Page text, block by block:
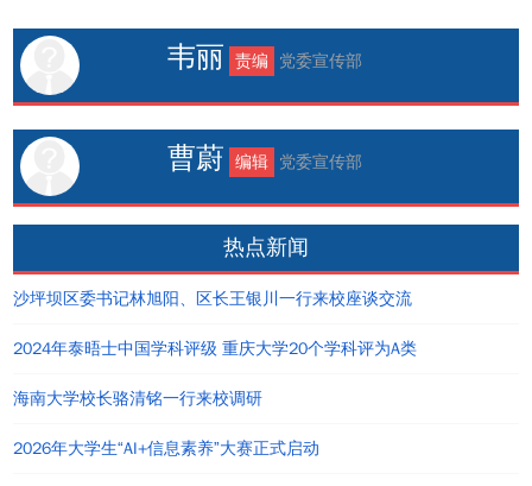
韦丽 责编 党委宣传部
曹蔚 编辑 党委宣传部
热点新闻
沙坪坝区委书记林旭阳、区长王银川一行来校座谈交流
2024年泰晤士中国学科评级 重庆大学20个学科评为A类
海南大学校长骆清铭一行来校调研
2026年大学生“AI+信息素养”大赛正式启动